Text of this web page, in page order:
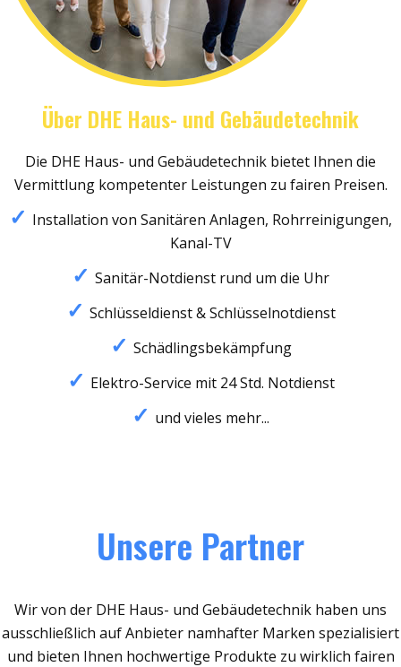
Über DHE Haus- und Gebäudetechnik
Die DHE Haus- und Gebäudetechnik bietet Ihnen die
Vermittlung kompetenter Leistungen zu fairen Preisen.
Installation von Sanitären Anlagen, Rohrreinigungen,
Kanal-TV
Sanitär-Notdienst rund um die Uhr
Schlüsseldienst & Schlüsselnotdienst
Schädlingsbekämpfung
Elektro-Service mit 24 Std. Notdienst
und vieles mehr...
Unsere Partner
Wir von der DHE Haus- und Gebäudetechnik haben uns
ausschließlich auf Anbieter namhafter Marken spezialisiert
und bieten Ihnen hochwertige Produkte zu wirklich fairen